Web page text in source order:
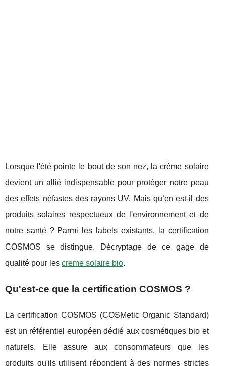
Lorsque l'été pointe le bout de son nez, la crème solaire
devient un allié indispensable pour protéger notre peau
des effets néfastes des rayons UV. Mais qu’en est-il des
produits solaires respectueux de l'environnement et de
notre santé ? Parmi les labels existants, la certification
COSMOS se distingue. Décryptage de ce gage de
qualité pour les creme solaire bio.
Qu'est-ce que la certification COSMOS ?
La certification COSMOS (COSMetic Organic Standard)
est un référentiel européen dédié aux cosmétiques bio et
naturels. Elle assure aux consommateurs que les
produits qu'ils utilisent répondent à des normes strictes